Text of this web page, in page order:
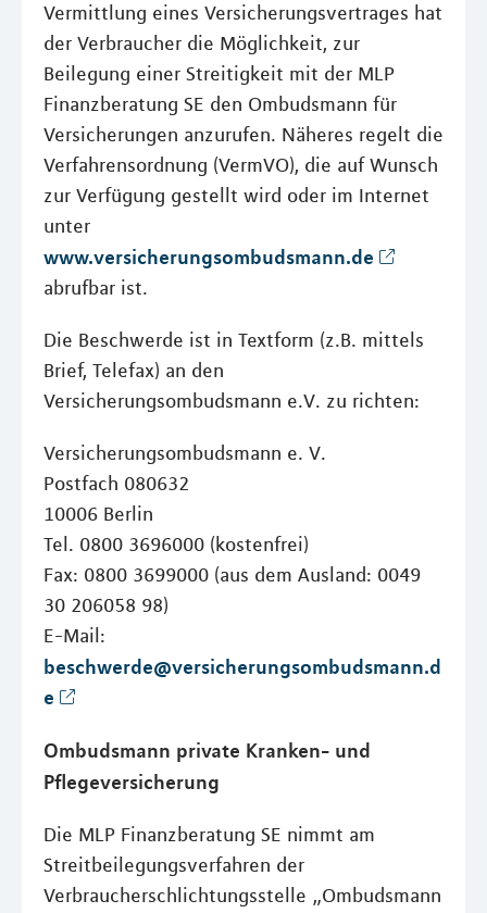
Vermittlung eines Versicherungsvertrages hat
der Verbraucher die Möglichkeit, zur
Beilegung einer Streitigkeit mit der MLP
Finanzberatung SE den Ombudsmann für
Versicherungen anzurufen. Näheres regelt die
Verfahrensordnung (VermVO), die auf Wunsch
zur Verfügung gestellt wird oder im Internet
unter
www.versicherungsombudsmann.de
abrufbar ist.
Die Beschwerde ist in Textform (z.B. mittels
Brief, Telefax) an den
Versicherungsombudsmann e.V. zu richten:
Versicherungsombudsmann e. V.
Postfach 080632
10006 Berlin
Tel. 0800 3696000 (kostenfrei)
Fax: 0800 3699000 (aus dem Ausland: 0049
30 206058 98)
E-Mail:
beschwerde@versicherungsombudsmann.d
e
Ombudsmann private Kranken- und
Pflegeversicherung
Die MLP Finanzberatung SE nimmt am
Streitbeilegungsverfahren der
Verbraucherschlichtungsstelle „Ombudsmann